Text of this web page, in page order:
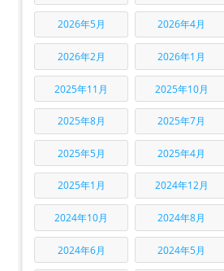
2026年5月 2026年4月
2026年2月 2026年1月
2025年11月 2025年10月
2025年8月 2025年7月
2025年5月 2025年4月
2025年1月 2024年12月
2024年10月 2024年8月
2024年6月 2024年5月